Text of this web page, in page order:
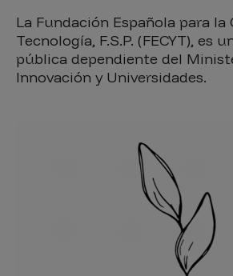
La Fundación Española para la
Tecnología, F.S.P. (FECYT), es
pública dependiente del
Innovación y Universidades.